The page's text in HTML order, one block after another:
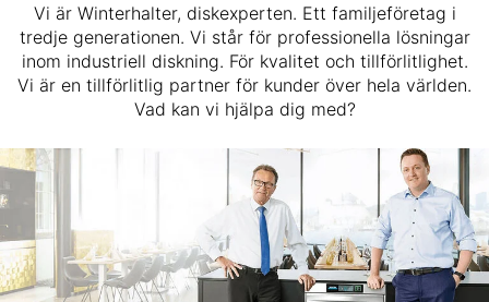
Vi är Winterhalter, diskexperten. Ett familjeföretag i
tredje generationen. Vi står för professionella lösningar
inom industriell diskning. För kvalitet och tillförlitlighet.
Vi är en tillförlitlig partner för kunder över hela världen.
Vad kan vi hjälpa dig med?